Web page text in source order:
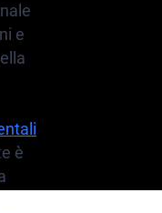
e
è